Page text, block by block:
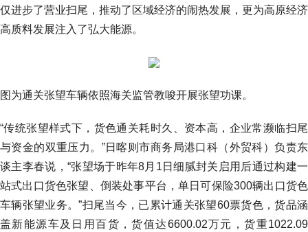
仅进步了营业扫尾，推动了区域经济的闹热发展，更为高原经济
高质料发展注入了弘大能源。
图为通关张望车辆依照海关监管教唆开展张望功课。
“传统张望样式下，货色通关耗时久、资本高，企业常濒临扫尾
与资金的双重压力。”日喀则市商务局港口科（外贸科）负责东
谈主李春说，“张望场于昨年8月1日细腻封关启用后通过构建一
站式出口货色张望、倒装处事平台，单日可保险300辆出口货色
车辆张望业务。”扫尾当今，已累计通关张望60票货色，货品涵
盖新能源车及日用百货，货值达6600.02万元，货重1022.09